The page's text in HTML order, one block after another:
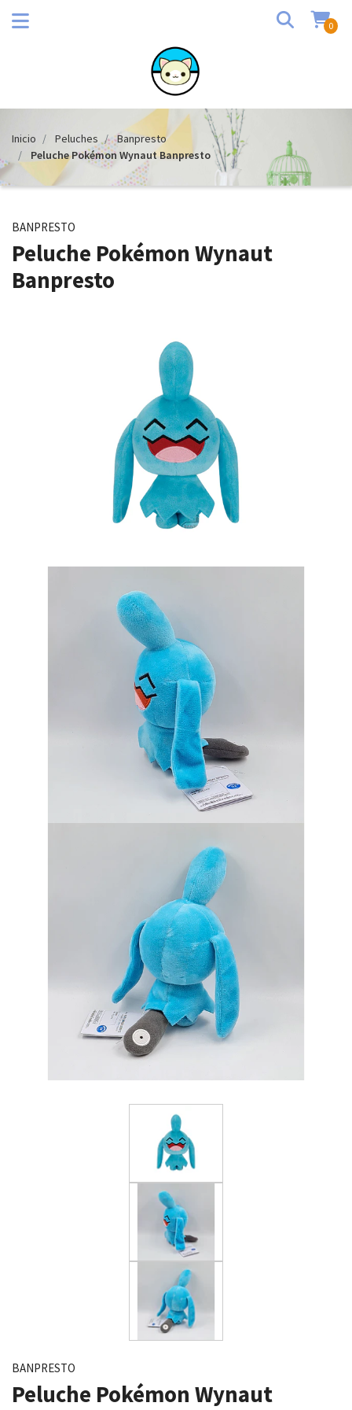
0
Inicio Peluches
Banpresto
Peluche Pokémon Wynaut Banpresto
BANPRESTO
Peluche Pokémon Wynaut
Banpresto
BANPRESTO
Peluche Pokémon Wynaut